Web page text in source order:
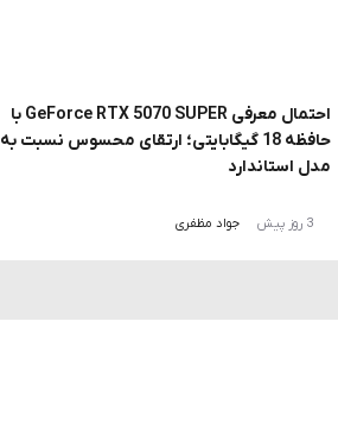
احتمال معرفی GeForce RTX 5070 SUPER با
حافظه 18 گیگابایتی؛ ارتقای محسوس نسبت به
مدل استاندارد
3 روز پیش جواد مظفری